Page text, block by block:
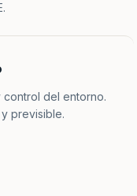
del entorno.
previsible.